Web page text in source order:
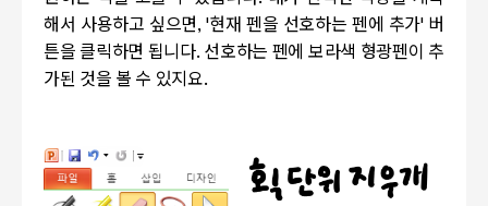
해서 사용하고 싶으면, '현재 펜을 선호하는 펜에 추가' 버
튼을 클릭하면 됩니다. 선호하는 펜에 보라색 형광펜이 추
가된 것을 볼 수 있지요.